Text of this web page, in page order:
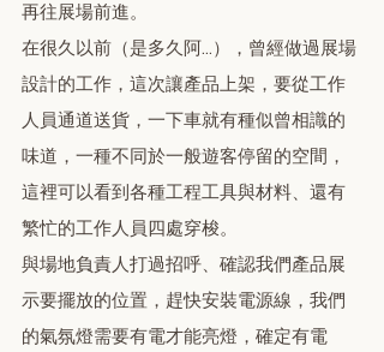
再往展場前進。
在很久以前（是多久阿...），曾經做過展場
設計的工作，這次讓產品上架，要從工作
人員通道送貨，一下車就有種似曾相識的
味道，一種不同於一般遊客停留的空間，
這裡可以看到各種工程工具與材料、還有
繁忙的工作人員四處穿梭。
與場地負責人打過招呼、確認我們產品展
示要擺放的位置，趕快安裝電源線，我們
的氣氛燈需要有電才能亮燈，確定有電